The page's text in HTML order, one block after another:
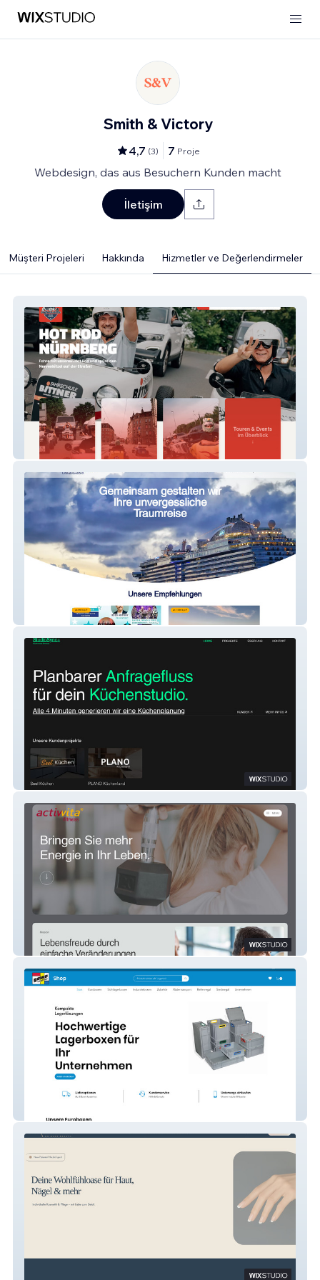
Smith & Victory
4,7 (3) 7 Proje
Webdesign, das aus Besuchern Kunden macht
İletişim
Müşteri Projeleri Hakkında Hizmetler ve Değerlendirmeler
Seifenkistla
Lufthansa City Center Urlaubswelten
StudioSync+
actiwita